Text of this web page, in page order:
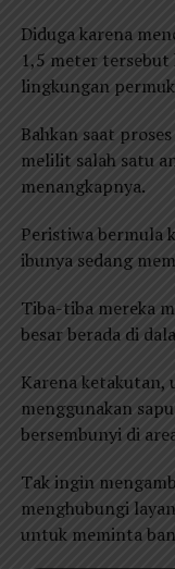
Diduga karena
1,5 meter tersebut
lingkungan
Bahkan saat
melilit salah satu
menangkapnya.
Peristiwa bermula
ibunya sedang
Tiba-tiba mereka
besar berada di
Karena ketakutan,
menggunakan
bersembunyi di
Tak ingin
menghubungi
untuk meminta